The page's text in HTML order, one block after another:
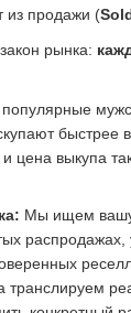
из продажи (
рынка:
быстрее
и цена выкупа
Мы ищем
распродажах,